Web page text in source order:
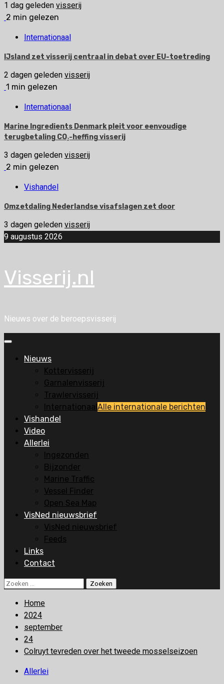
1 dag geleden visserij
2 min gelezen
Internationaal
IJsland zet visserij centraal in debat over EU-toetreding
2 dagen geleden visserij
1 min gelezen
Internationaal
Marine Ingredients Denmark pleit voor eenvoudige
terugbetaling CO₂-heffing visserij
3 dagen geleden visserij
2 min gelezen
Vishandel
Omzetdaling Nederlandse visafslagen zet door
3 dagen geleden visserij
9 augustus 2026
Visserij.nl
Nieuws over de beroepsvisserij
Primair
Nieuws
Kottervisserij
Garnalenvisserij
Trawlervisserij
InternationaalAlle internationale berichten
Vishandel
Video
Allerlei
Ingezonden
Bijzonder
Marine Traffic
Vessel Finder
Open Sea Map
VisNed nieuwsbrief
VisNed nieuwsbrief
Feeds
Links
Contact
Zoeken
Home
2024
september
24
Colruyt tevreden over het tweede mosselseizoen
Allerlei